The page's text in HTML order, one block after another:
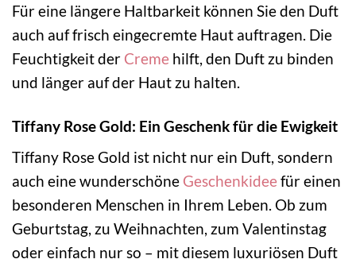
Für eine längere Haltbarkeit können Sie den Duft
auch auf frisch eingecremte Haut auftragen. Die
Feuchtigkeit der Creme hilft, den Duft zu binden
und länger auf der Haut zu halten.
Tiffany Rose Gold: Ein Geschenk für die Ewigkeit
Tiffany Rose Gold ist nicht nur ein Duft, sondern
auch eine wunderschöne Geschenkideefür einen
besonderen Menschen in Ihrem Leben. Ob zum
Geburtstag, zu Weihnachten, zum Valentinstag
oder einfach nur so – mit diesem luxuriösen Duft